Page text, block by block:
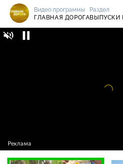
Видео программы
ГЛАВНАЯ ДОРОГА
Раздел
ВЫПУСКИ
Видео